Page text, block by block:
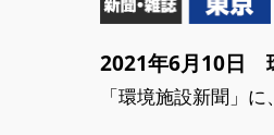
2021年6月10日
「環境施設新聞」